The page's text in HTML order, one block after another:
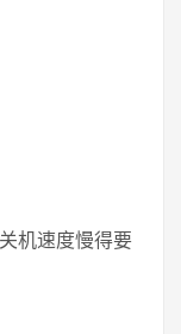
机速度慢得要